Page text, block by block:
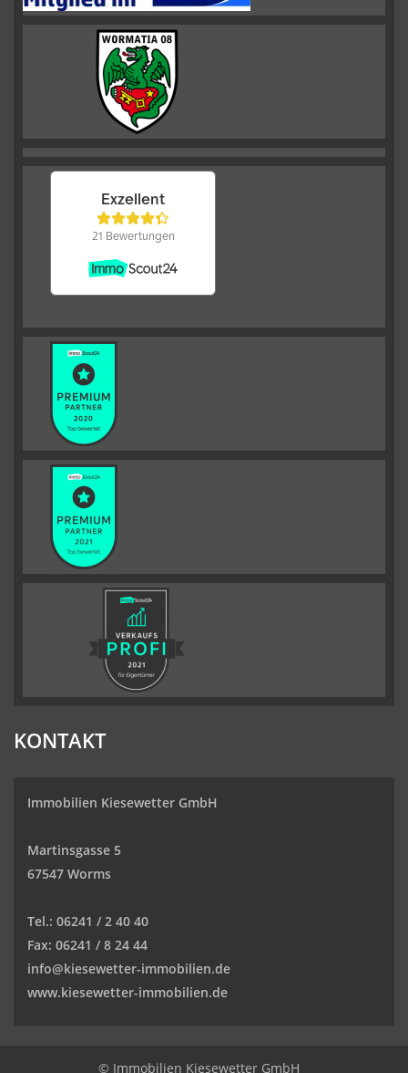
KONTAKT
Immobilien Kiesewetter GmbH
Martinsgasse 5
67547 Worms
Tel.: 06241 / 2 40 40
Fax: 06241 / 8 24 44
info@kiesewetter-immobilien.de
www.kiesewetter-immobilien.de
© Immobilien Kiesewetter GmbH